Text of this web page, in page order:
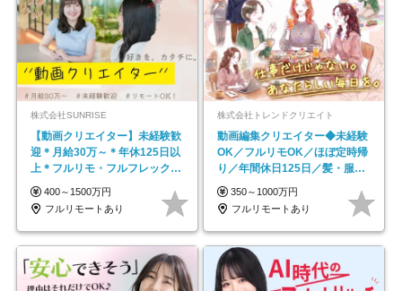
株式会社SUNRISE
【動画クリエイター】未経験歓
迎＊月給30万～＊年休125日以
上＊フルリモ・フルフレックス
◆10名の採用が決定◆
400～1500万円
フルリモートあり
株式会社トレンドクリエイト
動画編集クリエイター◆未経験
OK／フルリモOK／ほぼ定時帰
り／年間休日125日／髪・服・
ネイル自由／副業OK
350～1000万円
フルリモートあり